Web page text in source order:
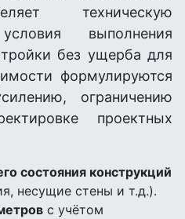
техническую
выполнения
без ущерба для
формулируются
ограничению
проектных
состояния конструкций
несущие стены и т.д.).
с учётом